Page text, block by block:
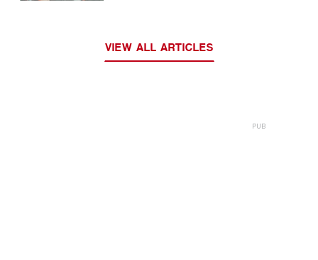
VIEW ALL ARTICLES